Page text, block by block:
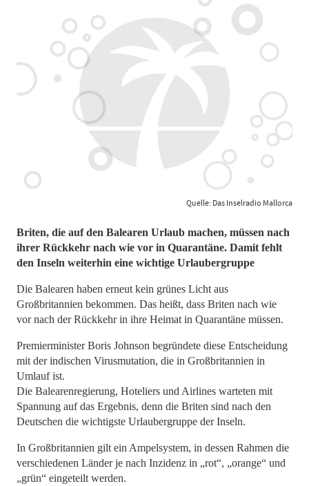
Quelle: Das Inselradio Mallorca
Briten, die auf den Balearen Urlaub machen, müssen nach
ihrer Rückkehr nach wie vor in Quarantäne. Damit fehlt
den Inseln weiterhin eine wichtige Urlaubergruppe
Die Balearen haben erneut kein grünes Licht aus
Großbritannien bekommen. Das heißt, dass Briten nach wie
vor nach der Rückkehr in ihre Heimat in Quarantäne müssen.
Premierminister Boris Johnson begründete diese Entscheidung
mit der indischen Virusmutation, die in Großbritannien in
Umlauf ist.
Die Balearenregierung, Hoteliers und Airlines warteten mit
Spannung auf das Ergebnis, denn die Briten sind nach den
Deutschen die wichtigste Urlaubergruppe der Inseln.
In Großbritannien gilt ein Ampelsystem, in dessen Rahmen die
verschiedenen Länder je nach Inzidenz in „rot“, „orange“ und
„grün“ eingeteilt werden.